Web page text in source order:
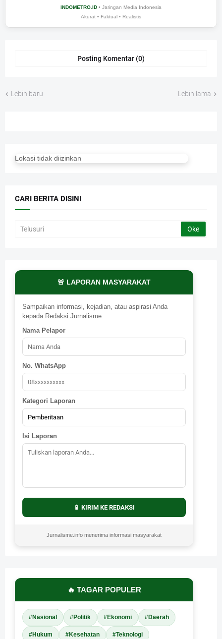
INDOMETRO.ID • Jaringan Media Indonesia
Akurat • Faktual • Realistis
Posting Komentar (0)
Lebih baru Lebih lama
Lokasi tidak diizinkan
CARI BERITA DISINI
🚨 LAPORAN MASYARAKAT
Sampaikan informasi, kejadian, atau aspirasi Anda
kepada Redaksi Jurnalisme.
Nama Pelapor
No. WhatsApp
Kategori Laporan
Isi Laporan
📱 KIRIM KE REDAKSI
Jurnalisme.info menerima informasi masyarakat
🔥 TAGAR POPULER
#Nasional #Politik #Ekonomi #Daerah
#Hukum #Kesehatan #Teknologi